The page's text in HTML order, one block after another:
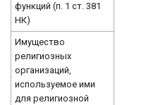
функций (п. 1 ст. 381
НК)
Имущество
религиозных
организаций,
используемое ими
для религиозной